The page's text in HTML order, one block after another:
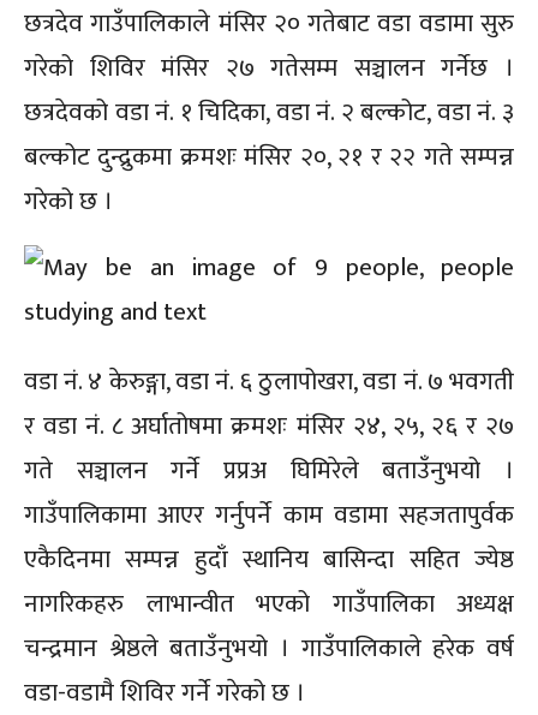
छत्रदेव गाउँपालिकाले मंसिर २० गतेबाट वडा वडामा सुरु
गरेको शिविर मंसिर २७ गतेसम्म सञ्चालन गर्नेछ ।
छत्रदेवको वडा नं. १ चिदिका, वडा नं. २ बल्कोट, वडा नं. ३
बल्कोट दुन्द्रुकमा क्रमशः मंसिर २०, २१ र २२ गते सम्पन्न
गरेको छ ।
वडा नं. ४ केरुङ्गा, वडा नं. ६ ठुलापोखरा, वडा नं. ७ भवगती
र वडा नं. ८ अर्घातोषमा क्रमशः मंसिर २४, २५, २६ र २७
गते सञ्चालन गर्ने प्रप्रअ घिमिरेले बताउँनुभयो ।
गाउँपालिकामा आएर गर्नुपर्ने काम वडामा सहजतापुर्वक
एकैदिनमा सम्पन्न हुदाँ स्थानिय बासिन्दा सहित ज्येष्ठ
नागरिकहरु लाभान्वीत भएको गाउँपालिका अध्यक्ष
चन्द्रमान श्रेष्ठले बताउँनुभयो । गाउँपालिकाले हरेक वर्ष
वडा-वडामै शिविर गर्ने गरेको छ ।